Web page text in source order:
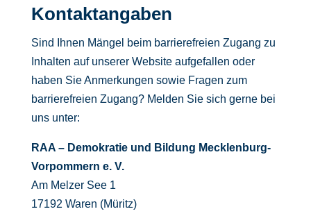
Kontaktangaben
Sind Ihnen Mängel beim barrierefreien Zugang zu
Inhalten auf unserer Website aufgefallen oder
haben Sie Anmerkungen sowie Fragen zum
barrierefreien Zugang? Melden Sie sich gerne bei
uns unter:
RAA – Demokratie und Bildung Mecklenburg-
Vorpommern e. V.
Am Melzer See 1
17192 Waren (Müritz)